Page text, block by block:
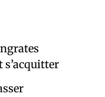
s’acquitter